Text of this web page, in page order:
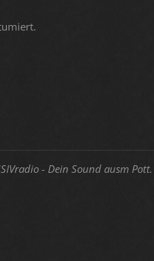
- Dein Sound ausm Pott.